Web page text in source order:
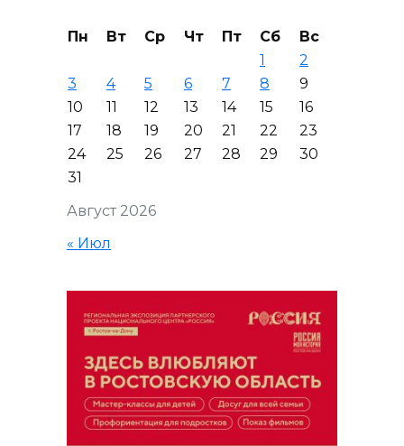
Август 2026
Пн Вт Ср Чт Пт Сб
Вс
1
2
3
4 5 6 7 8
9
10
11 12 13 14 15
16
17
18 19 20 21 22
23
24
25 26 27 28 29
30
31
« Июл